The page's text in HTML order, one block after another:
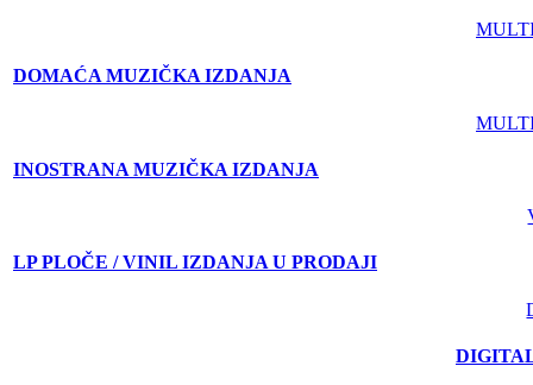
DOMAĆA MUZIČKA IZDANJA
INOSTRANA MUZIČKA IZDANJA
LP PLOČE / VINIL IZDANJA U PRODAJI